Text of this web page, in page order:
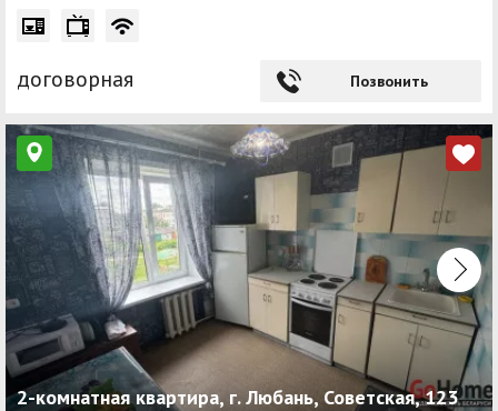
договорная Позвонить
2-комнатная квартира, г. Любань, Советская, 123